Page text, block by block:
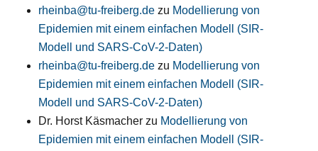
rheinba@tu-freiberg.de zu Modellierung von
Epidemien mit einem einfachen Modell (SIR-
Modell und SARS-CoV-2-Daten)
rheinba@tu-freiberg.de zu Modellierung von
Epidemien mit einem einfachen Modell (SIR-
Modell und SARS-CoV-2-Daten)
Dr. Horst Käsmacher zu Modellierung von
Epidemien mit einem einfachen Modell (SIR-